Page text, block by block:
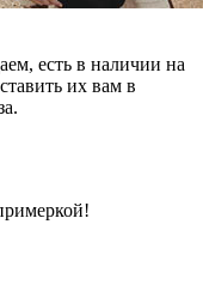
есть в наличии на
их вам в